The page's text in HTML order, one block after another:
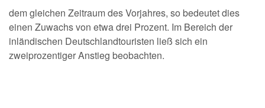
dem gleichen Zeitraum des Vorjahres, so bedeutet dies
einen Zuwachs von etwa drei Prozent. Im Bereich der
inländischen Deutschlandtouristen ließ sich ein
zweiprozentiger Anstieg beobachten.